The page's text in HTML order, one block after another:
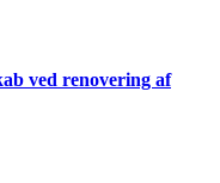
ved renovering af